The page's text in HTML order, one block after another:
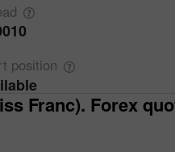
position